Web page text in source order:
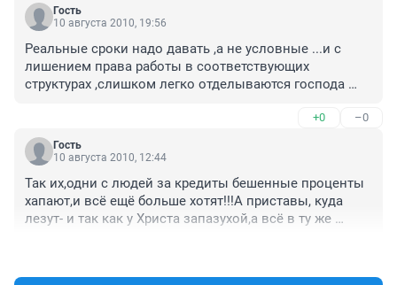
Гость
10 августа 2010, 19:56
Реальные сроки надо давать ,а не условные ...и с
лишением права работы в соответствующих
структурах ,слишком легко отделываются господа
+0 –0
Гость
10 августа 2010, 12:44
Так их,одни с людей за кредиты бешенные проценты
хапают,и всё ещё больше хотят!!!А приставы, куда
лезут- и так как у Христа запазухой,а всё в ту же